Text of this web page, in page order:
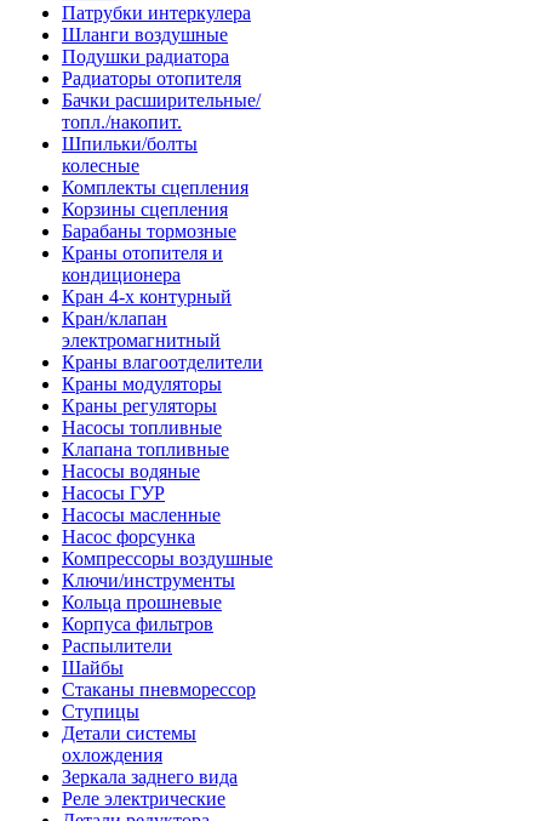
Патрубки интеркулера
Шланги воздушные
Подушки радиатора
Радиаторы отопителя
Бачки расширительные/
топл./накопит.
Шпильки/болты
колесные
Комплекты сцепления
Корзины сцепления
Барабаны тормозные
Краны отопителя и
кондиционера
Кран 4-х контурный
Кран/клапан
электромагнитный
Краны влагоотделители
Краны модуляторы
Краны регуляторы
Насосы топливные
Клапана топливные
Насосы водяные
Насосы ГУР
Насосы масленные
Насос форсунка
Компрессоры воздушные
Ключи/инструменты
Кольца прошневые
Корпуса фильтров
Распылители
Шайбы
Стаканы пневморессор
Ступицы
Детали системы
охлождения
Зеркала заднего вида
Реле электрические